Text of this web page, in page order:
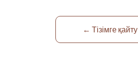
← Тізімге қайту